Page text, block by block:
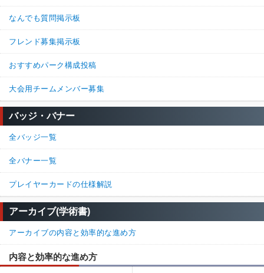
なんでも質問掲示板
フレンド募集掲示板
おすすめパーク構成投稿
大会用チームメンバー募集
バッジ・バナー
全バッジ一覧
全バナー一覧
プレイヤーカードの仕様解説
アーカイブ(学術書)
アーカイブの内容と効率的な進め方
内容と効率的な進め方